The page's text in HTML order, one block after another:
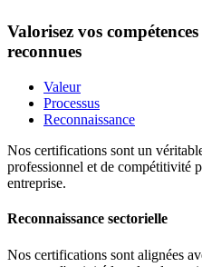
Valorisez vos
reconnues
Valeur
Processus
Reconnaissance
Nos certifications sont un
professionnel et de compétitivité
entreprise.
Reconnaissance sectorielle
Nos certifications sont alignées